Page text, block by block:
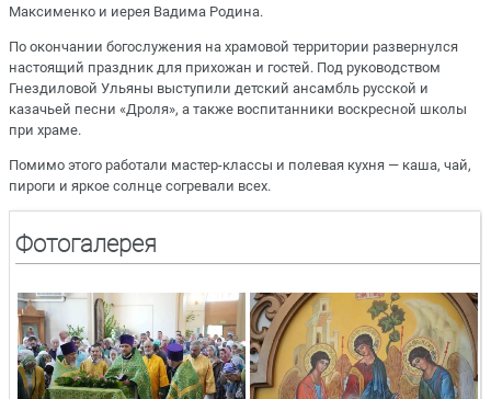
Максименко и иерея Вадима Родина.
По окончании богослужения на храмовой территории развернулся
настоящий праздник для прихожан и гостей. Под руководством
Гнездиловой Ульяны выступили детский ансамбль русской и
казачьей песни «Дроля», а также воспитанники воскресной школы
при храме.
Помимо этого работали мастер-классы и полевая кухня — каша, чай,
пироги и яркое солнце согревали всех.
Фотогалерея